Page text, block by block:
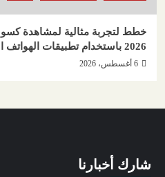
خطط لتجربة مثالية لمشاهدة
2026 باستخدام تطبيقات الهواتف الذكية هذه
6 أغسطس، 2026
شارك أخبارنا